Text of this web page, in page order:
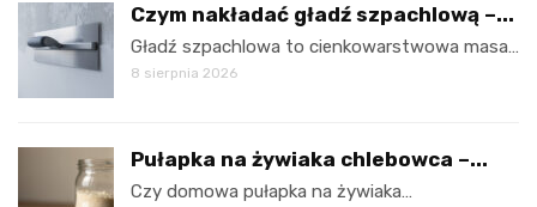
Czym nakładać gładź szpachlową –...
Gładź szpachlowa to cienkowarstwowa masa…
8 sierpnia 2026
Pułapka na żywiaka chlebowca –...
Czy domowa pułapka na żywiaka…